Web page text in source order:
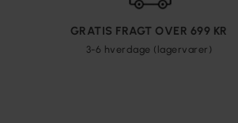
GRATIS FRAGT OVER 699 KR
3-6 hverdage (lagervarer)